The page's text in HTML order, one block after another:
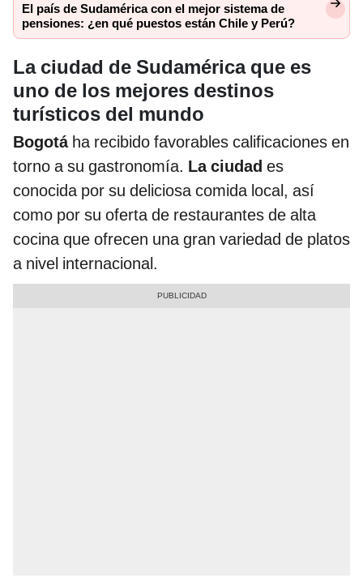
El país de Sudamérica con el mejor sistema de
pensiones: ¿en qué puestos están Chile y Perú?
La ciudad de Sudamérica que es
uno de los mejores destinos
turísticos del mundo
Bogotáha recibido favorables calificaciones en
torno a su gastronomía. La ciudad es
conocida por su deliciosa comida local, así
como por su oferta de restaurantes de alta
cocina que ofrecen una gran variedad de platos
a nivel internacional.